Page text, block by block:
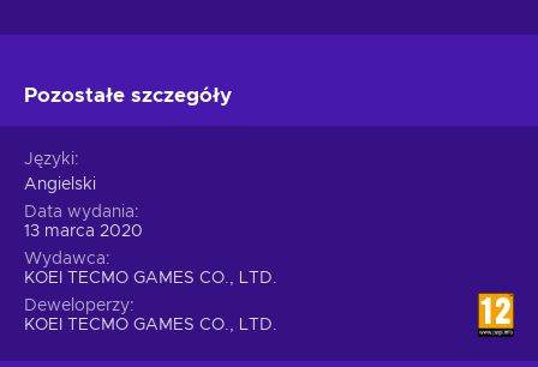
Pozostałe szczegóły
Języki
Angielski
Data wydania
13 marca 2020
Wydawca
KOEI TECMO GAMES CO., LTD.
Deweloperzy
KOEI TECMO GAMES CO., LTD.